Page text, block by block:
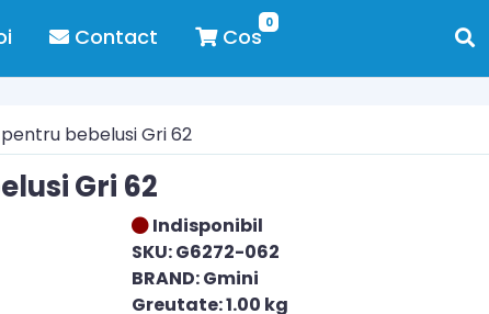
Contact
0
Cos
bebelusi Gri 62
Gri 62
Indisponibil
SKU: G6272-062
BRAND: Gmini
Greutate: 1.00 kg